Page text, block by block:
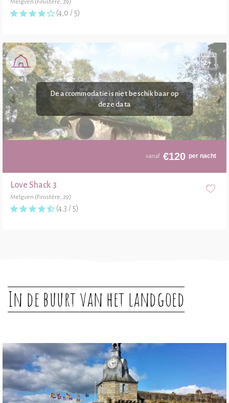
Melgven (Finistère, 29)
(4,0 / 5)
vanaf €120 per nacht
Love Shack 3
Melgven (Finistère, 29)
(4,3 / 5)
In de buurt van het landgoed